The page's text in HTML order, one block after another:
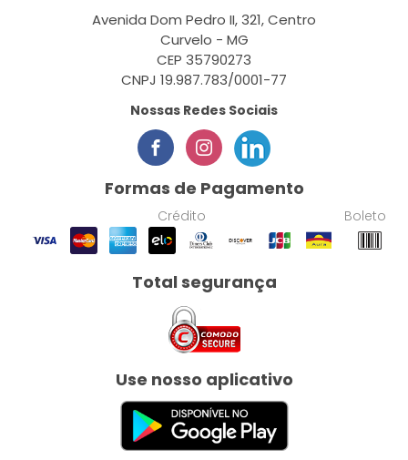
Avenida Dom Pedro II, 321, Centro
Curvelo - MG
CEP 35790273
CNPJ 19.987.783/0001-77
Nossas Redes Sociais
Formas de Pagamento
Crédito Boleto
Total segurança
Use nosso aplicativo